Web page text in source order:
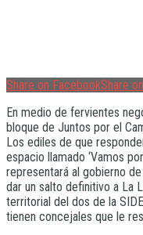
Share on FacebookShare
En medio de fervientes
bloque de Juntos por el
Los ediles de que
espacio llamado ‘Vamos
representará al gobierno
dar un salto definitivo a La
territorial del dos de la
tienen concejales que le